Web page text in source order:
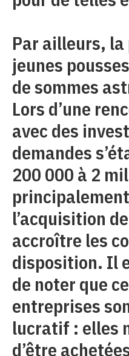
Par ailleurs,
jeunes
de sommes
Lors d’une
avec des
demandes
200 000 à 2
l’acquisition
accroître les
disposition. Il
de noter que
entreprises
lucratif : elles
d’être